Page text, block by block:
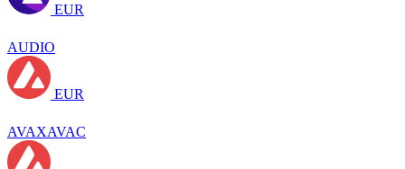
EUR
AUDIO
EUR
AVAXAVAC